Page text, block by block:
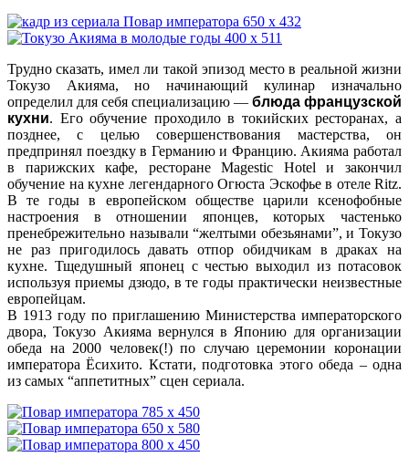
Трудно сказать, имел ли такой эпизод место в реальной жизни
Токузо Акияма, но начинающий кулинар изначально
определил для себя специализацию — блюда французской
кухни. Его обучение проходило в токийских ресторанах, а
позднее, с целью совершенствования мастерства, он
предпринял поездку в Германию и Францию. Акияма работал
в парижских кафе, ресторане Magestic Hotel и закончил
обучение на кухне легендарногоОгюста Эскофьев отеле Ritz.
В те годы в европейском обществе царили ксенофобные
настроения в отношении японцев, которых частенько
пренебрежительно называли “желтыми обезьянами”, и Токузо
не раз пригодилось давать отпор обидчикам в драках на
кухне. Тщедушный японец с честью выходил из потасовок
используя приемы дзюдо, в те годы практически неизвестные
европейцам.
В 1913 году по приглашению Министерства императорского
двора, Токузо Акияма вернулся в Японию для организации
обеда на 2000 человек(!) по случаю церемонии коронации
императора Ёсихито. Кстати, подготовка этого обеда – одна
из самых “аппетитных” сцен сериала.